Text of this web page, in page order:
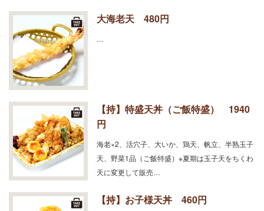
大海老天 480円
…
【持】特盛天丼（ご飯特盛） 1940
円
海老×2、活穴子、大いか、鶏天、帆立、半熟玉子
天、野菜1品（ご飯特盛）※夏期は玉子天をちくわ
天に変更して販売…
【持】お子様天丼 460円